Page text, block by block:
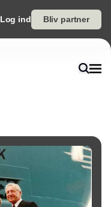
Log ind Bliv partner